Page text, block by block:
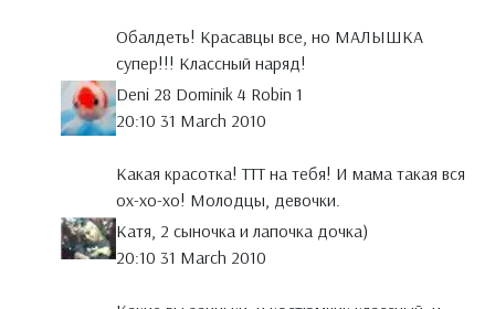
Обалдеть! Красавцы все, но МАЛЫШКА
супер!!! Классный наряд!
Deni 28 Dominik 4 Robin 1
20:10 31 March 2010
Какая красотка! ТТТ на тебя! И мама такая вся
ох-хо-хо! Молодцы, девочки.
Катя, 2 сыночка и лапочка дочка)
20:10 31 March 2010